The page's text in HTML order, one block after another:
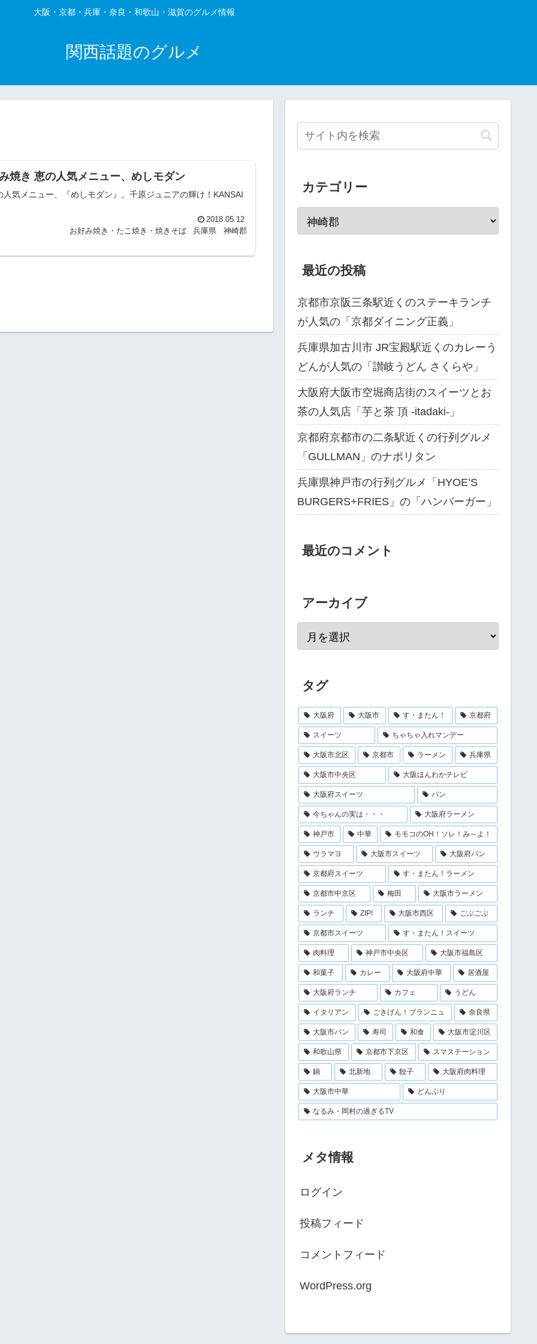
大阪・京都・兵庫・奈良・和歌山・滋賀のグルメ情報
関西話題のグルメ
焼き 恵の人気メニュー、めしモダン
気メニュー、『めしモダン』。千原ジュニアの輝け！KANSAI
2018.05.12
お好み焼き・たこ焼き・焼きそば
兵庫県 神崎郡
カテゴリー
最近の投稿
京都市京阪三条駅近くのステーキランチ
が人気の「京都ダイニング正義」
兵庫県加古川市 JR宝殿駅近くのカレーう
どんが人気の「讃岐うどん さくらや」
大阪府大阪市空堀商店街のスイーツとお
茶の人気店「芋と茶 頂 -itadaki-」
京都府京都市の二条駅近くの行列グルメ
「GULLMAN」のナポリタン
兵庫県神戸市の行列グルメ「HYOE’S
BURGERS+FRIES」の「ハンバーガー」
最近のコメント
アーカイブ
タグ
大阪府 大阪市 す・またん！ 京都府
スイーツ ちゃちゃ入れマンデー
大阪市北区 京都市 ラーメン 兵庫県
大阪市中央区 大阪ほんわかテレビ
大阪府スイーツ パン
今ちゃんの実は・・・ 大阪府ラーメン
神戸市 中華 モモコのOH！ソレ！み～よ！
ウラマヨ 大阪市スイーツ 大阪府パン
京都府スイーツ す・またん！ラーメン
京都市中京区 梅田 大阪市ラーメン
ランチ ZIP! 大阪市西区 ごぶごぶ
京都市スイーツ す・またん！スイーツ
肉料理 神戸市中央区 大阪市福島区
和菓子 カレー 大阪府中華 居酒屋
大阪府ランチ カフェ うどん
イタリアン ごきげん！ブランニュ 奈良県
大阪市パン 寿司 和食 大阪市淀川区
和歌山県 京都市下京区 スマステーション
鍋 北新地 餃子 大阪府肉料理
大阪市中華 どんぶり
なるみ・岡村の過ぎるTV
メタ情報
ログイン
投稿フィード
コメントフィード
WordPress.org